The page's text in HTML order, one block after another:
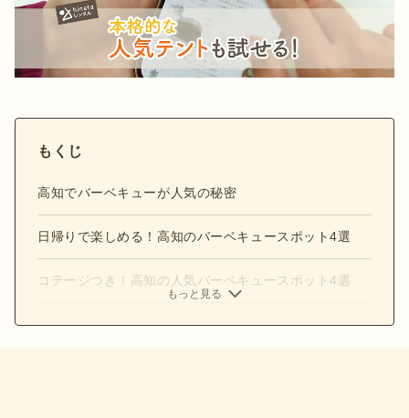
もくじ
高知でバーベキューが人気の秘密
日帰りで楽しめる！高知のバーベキュースポット4選
コテージつき！高知の人気バーベキュースポット4選
もっと見る